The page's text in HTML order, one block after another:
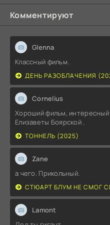
Комментируют
Glenna
Классный фильм.
ДЕНЬ РАЗОБЛАЧЕНИЯ
Cornelius
Хороший фильм,
Елизаветы Боярской .
ТОННЕЛЬ (2025)
Zane
а чего. Прикольный.
СТЮАРТ БЛУМ НЕ СМОГ
Lamont